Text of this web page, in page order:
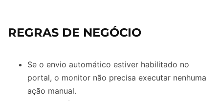
REGRAS DE NEGÓCIO
Se o envio automático estiver habilitado no
portal, o monitor não precisa executar nenhuma
ação manual.